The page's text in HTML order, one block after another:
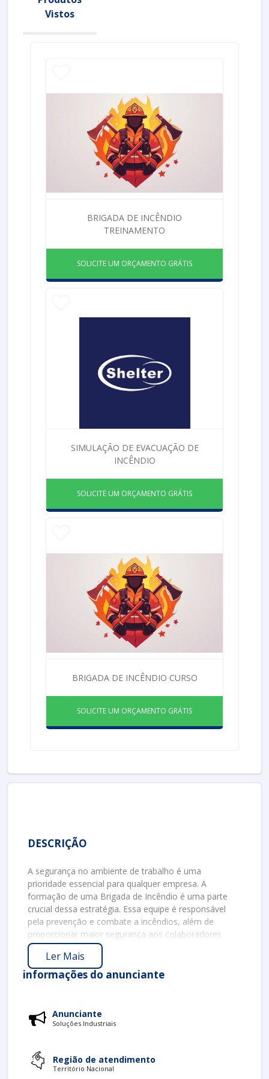
Vistos
BRIGADA DE INCÊNDIO
TREINAMENTO
SOLICITE UM ORÇAMENTO GRÁTIS
SIMULAÇÃO DE EVACUAÇÃO DE
INCÊNDIO
SOLICITE UM ORÇAMENTO GRÁTIS
BRIGADA DE INCÊNDIO CURSO
SOLICITE UM ORÇAMENTO GRÁTIS
DESCRIÇÃO
A segurança no ambiente de trabalho é uma
prioridade essencial para qualquer empresa. A
formação de uma Brigada de Incêndio é uma parte
crucial dessa estratégia. Essa equipe é responsável
pela prevenção e combate a incêndios, além de
proporcionar maior segurança aos colaboradores.
IMPORTÂNCIA DA BRIGADA DE
INCÊNDIO
importância pode ser destacada nos seguintes pontos:
medidas preventivas.
Resposta Rápida
Ler Mais
informações do anunciante
Anunciante
Soluções Industriais
Região de atendimento
Território Nacional